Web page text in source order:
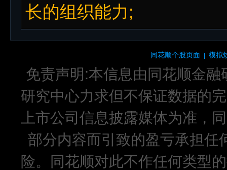
长的组织能力;
同花顺个股页面 | 模拟
免责声明:本信息由同花顺金
研究中心力求但不保证数据的
上市公司信息披露媒体为准，
部分内容而引致的盈亏承担任
险。同花顺对此不作任何类型